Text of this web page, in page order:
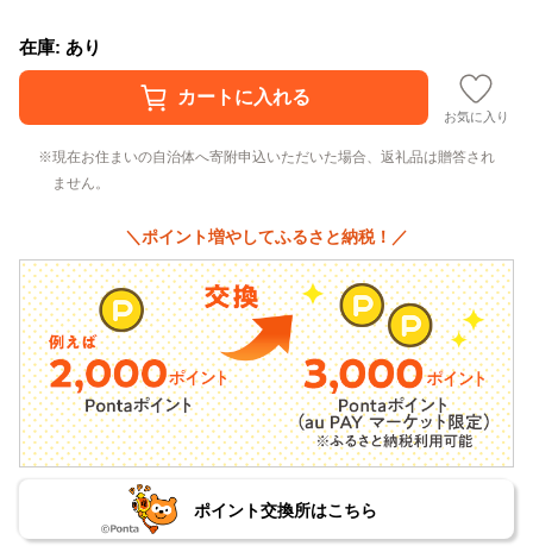
在庫: あり
お気に入り
現在お住まいの自治体へ寄附申込いただいた場合、返礼品は贈答され
ません。
＼ポイント増やしてふるさと納税！／
ポイント交換所はこちら